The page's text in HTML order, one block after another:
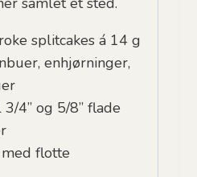
splitcakes á 14 g
enhjørninger,
4” og 5/8” flade
flotte